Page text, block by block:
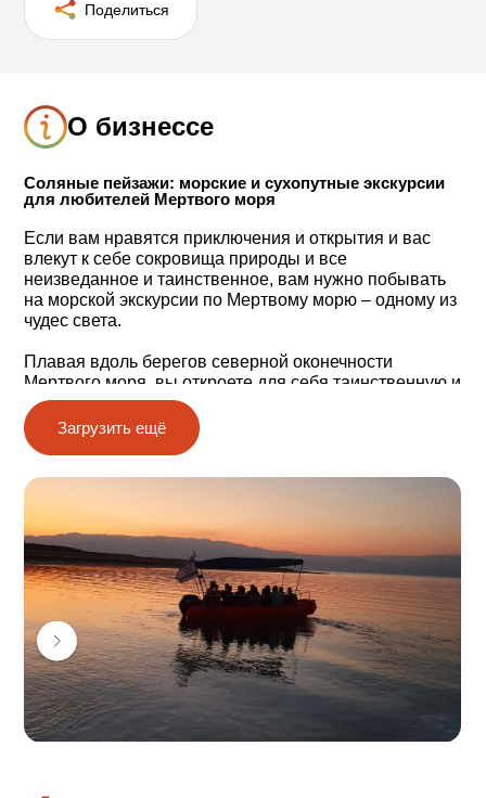
Поделиться
О бизнессе
Соляные пейзажи: морские и сухопутные экскурсии
для любителей Мертвого моря
Если вам нравятся приключения и открытия и вас
влекут к себе сокровища природы и все
неизведанное и таинственное, вам нужно побывать
на морской экскурсии по Мертвому морю ‒ одному из
чудес света.
Плавая вдоль берегов северной оконечности
Мертвого моря, вы откроете для себя таинственную и
прекрасную природу этих мест.
Соляные жемчужины, соляные алмазы, соляные
можно принимать грязевые ванны.
Источники пресной воды, которая течет
непосредственно в Мертвое море, и карстовые
воронки с соленой водой, в которых можно
окунуться.
Экскурсия на судне для групп по предварительной
договоренности.
Место встречи ‒ киббуц Мицпе-Шалем на
перекрестке на шоссе номер 90.
Загрузить ещё